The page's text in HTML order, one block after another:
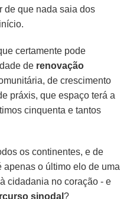
de que nada saia dos
certamente pode
de renovação
de crescimento
práxis, que espaço terá a
cinquenta e tantos
os continentes, e de
apenas o último elo de uma
cidadania no coração - e
sinodal?